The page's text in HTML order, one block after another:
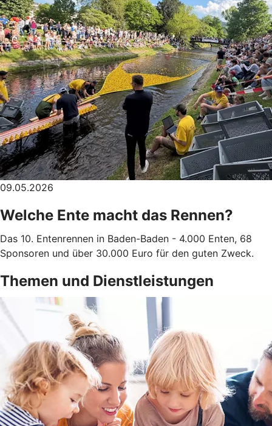
09.05.2026
Welche Ente macht das Rennen?
Das 10. Entenrennen in Baden-Baden - 4.000 Enten, 68
Sponsoren und über 30.000 Euro für den guten Zweck.
Themen und Dienstleistungen